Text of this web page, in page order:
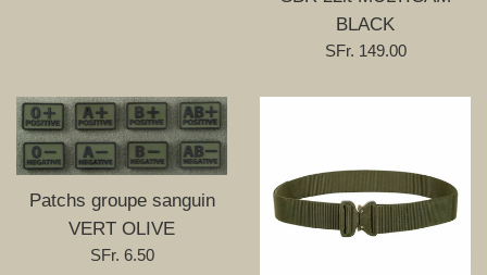
BLACK
Prix
SFr. 149.00
Patchs groupe sanguin
VERT OLIVE
Prix
SFr. 6.50